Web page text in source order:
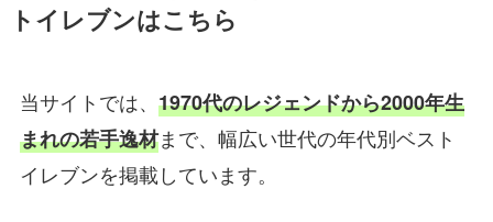
トイレブンはこちら
当サイトでは、 1970代のレジェンドから2000年生
まれの若手逸材まで、幅広い世代の年代別ベスト
イレブンを掲載しています。